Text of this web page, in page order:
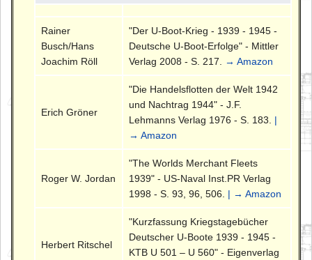
Rainer
Busch/Hans
Joachim Röll
"Der U-Boot-Krieg - 1939 - 1945 -
Deutsche U-Boot-Erfolge" - Mittler
Verlag 2008 - S. 217.
→ Amazon
Erich Gröner
"Die Handelsflotten der Welt 1942
und Nachtrag 1944" - J.F.
Lehmanns Verlag 1976 - S. 183. |
→ Amazon
Roger W. Jordan
"The Worlds Merchant Fleets
1939" - US-Naval Inst.PR Verlag
1998 - S. 93, 96, 506. | → Amazon
Herbert Ritschel
"Kurzfassung Kriegstagebücher
Deutscher U-Boote 1939 - 1945 -
KTB U 501 – U 560" - Eigenverlag